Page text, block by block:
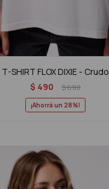
T-SHIRT FLOX DIXIE - Crudo
$ 490 $690
28